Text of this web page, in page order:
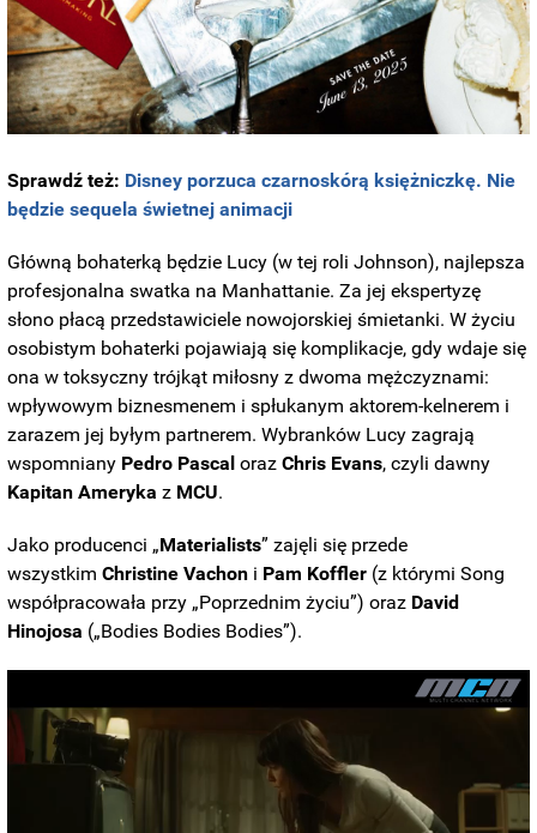
Sprawdź też: Disney porzuca czarnoskórą księżniczkę. Nie
będzie sequela świetnej animacji
Główną bohaterką będzie Lucy (w tej roli Johnson), najlepsza
profesjonalna swatka na Manhattanie. Za jej ekspertyzę
słono płacą przedstawiciele nowojorskiej śmietanki. W życiu
osobistym bohaterki pojawiają się komplikacje, gdy wdaje się
ona w toksyczny trójkąt miłosny z dwoma mężczyznami:
wpływowym biznesmenem i spłukanym aktorem-kelnerem i
zarazem jej byłym partnerem. Wybranków Lucy zagrają
wspomniany Pedro Pascal oraz Chris Evans, czyli dawny
Kapitan Ameryka z MCU.
Jako producenci „Materialists” zajęli się przede
wszystkimChristine Vachon i Pam Koffler (z którymi Song
współpracowała przy „Poprzednim życiu”) oraz David
Hinojosa („Bodies Bodies Bodies”).